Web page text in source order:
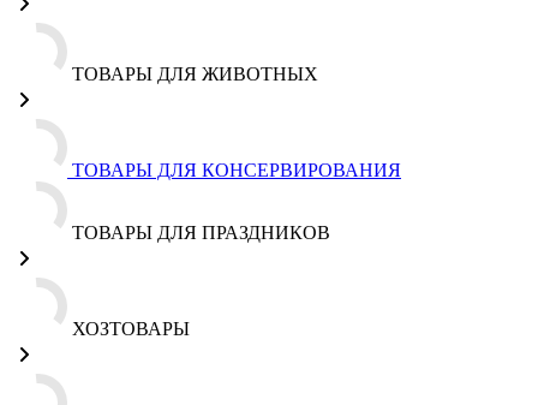
ТОВАРЫ ДЛЯ ЖИВОТНЫХ
ТОВАРЫ ДЛЯ КОНСЕРВИРОВАНИЯ
ТОВАРЫ ДЛЯ ПРАЗДНИКОВ
ХОЗТОВАРЫ